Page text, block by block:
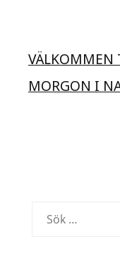
VÄLKOMMEN
MORGON I